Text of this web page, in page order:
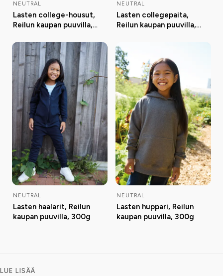
NEUTRAL
Lasten college-housut,
Reilun kaupan puuvilla,
NEUTRAL
Lasten collegepaita,
Reilun kaupan puuvilla,
NEUTRAL
Lasten haalarit, Reilun
kaupan puuvilla, 300g
NEUTRAL
Lasten huppari, Reilun
kaupan puuvilla, 300g
LUE LISÄÄ